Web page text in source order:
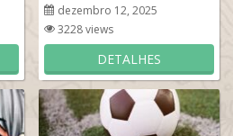
dezembro 12, 2025
3228 views
DETALHES